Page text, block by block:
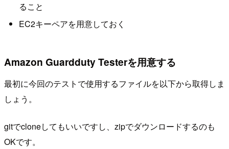
ること
EC2キーペアを用意しておく
Amazon Guardduty Testerを用意する
最初に今回のテストで使用するファイルを以下から取得しま
しょう。
gitでcloneしてもいいですし、zipでダウンロードするのも
OKです。